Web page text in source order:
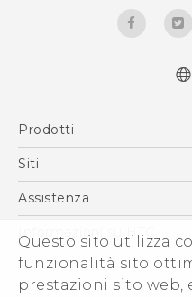
Questo sito utilizza
funzionalità sito
prestazioni sito web,
English - Safety
Prodotti
Smartphone
Vive
Accessori
Siti
HTC VIVE
Assistenza
Ecommerce Assistenza
Informazioni su HTC
ESG
Uffici Commerciali